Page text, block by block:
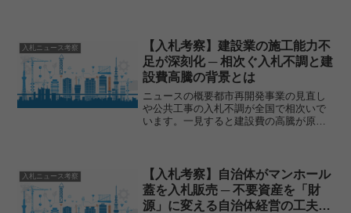
ル」の那覇空港駅をつなぐ...
入札ニュース考察
【入札考察】建設業の施工能力不
足が深刻化 ─ 相次ぐ入札不調と建
設費高騰の背景とは
ニュースの概要都市再開発事業の見直し
や公共工事の入札不調が全国で相次いで
います。一見すると建設費の高騰が原因
際、名目ベースの建築投資...
入札ニュース考察
【入札考察】自治体がマンホール
蓋を入札販売 ─ 不要資産を「財
源」に変える自治体経営の工夫と